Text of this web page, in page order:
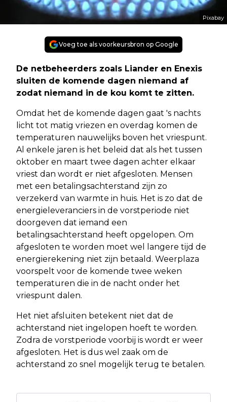
Pixabay
Voeg toe als voorkeursbron op Google
De netbeheerders zoals Liander en Enexis
sluiten de komende dagen niemand af
zodat niemand in de kou komt te zitten.
Omdat het de komende dagen gaat 's nachts
licht tot matig vriezen en overdag komen de
temperaturen nauwelijks boven het vriespunt.
Al enkele jaren is het beleid dat als het tussen
oktober en maart twee dagen achter elkaar
vriest dan wordt er niet afgesloten. Mensen
met een betalingsachterstand zijn zo
verzekerd van warmte in huis. Het is zo dat de
energieleveranciers in de vorstperiode niet
doorgeven dat iemand een
betalingsachterstand heeft opgelopen. Om
afgesloten te worden moet wel langere tijd de
energierekening niet zijn betaald. Weerplaza
voorspelt voor de komende twee weken
temperaturen die in de nacht onder het
vriespunt dalen.
Het niet afsluiten betekent niet dat de
achterstand niet ingelopen hoeft te worden.
Zodra de vorstperiode voorbij is wordt er weer
afgesloten. Het is dus wel zaak om de
achterstand zo snel mogelijk terug te betalen.